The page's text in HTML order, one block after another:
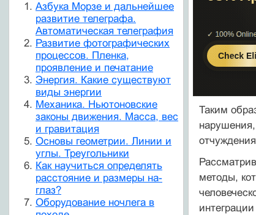
Таким
методы,
Азбука Морзе и дальнейшее
развитие телеграфа.
Автоматическая телеграфия
Развитие фотографических
процессов. Пленка,
проявление и печатание
Энергия. Какие существуют
виды энергии
Механика. Ньютоновские
законы движения. Масса, вес
и гравитация
Основы геометрии. Линии и
углы. Треугольники
Как научиться определять
расстояние и размеры на-
глаз?
Оборудование ночлега в